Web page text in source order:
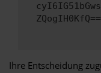
ZQogIH0KfQ==
Ihre Entscheidung